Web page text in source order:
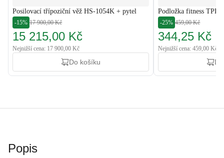
Posilovací třípoziční věž HS-1054K + pytel
-15% 17 900,00 Kč
15 215,00 Kč
Nejnižší cena: 17 900,00 Kč
Do košíku
Podložka fitness TPE
-25% 459,00 Kč
344,25 Kč
Nejnižší cena: 459,00 Kč
Popis